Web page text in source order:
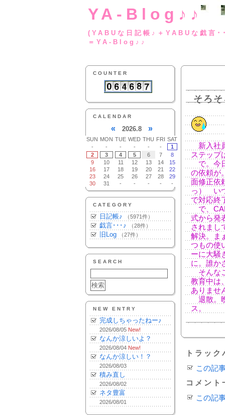
YA-Blog♪♪
(YABUな日記帳♪
＝YA-Blog♪♪
COUNTER
CALENDAR
« 2026.8 »
SUN MON TUE WED THU FRI SAT
-
- - - - -
1
2
3 4 5 6 7
8
9
10 11 12 13 14
15
16
17 18 19 20 21
22
23
24 25 26 27 28
29
30
31 - - - - -
CATEGORY
日記帳♪ （5971件）
戯言･･･♪ （28件）
旧Log （27件）
SEARCH
NEW ENTRY
完成しちゃったねー♪
2026/08/05 New!
なんか涼しいよ？
2026/08/04 New!
なんか涼しい！？
2026/08/03
積み直し
2026/08/02
ネタ豊富
2026/08/01
そろ
新入社
ステップ
で。今
の依頼が
面修正依
っ） い
で対応終
で、
式から発
されまし
解決。ま
つもの使
ーに大騒
に。誰か
そんな
教育中は
ありませ
退散。
ス。
トラッ
この記
コメント
この記